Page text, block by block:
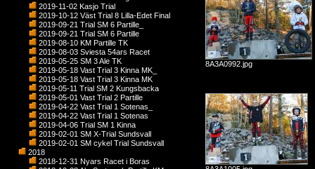
2019-11-02 Kasjo Trial
2019-10-12 Väst Trial 8 Lilla-Edet Final
2019-09-21 Trial SM 6 Partille_
2019-09-21 Trial SM 6 Partille
2019-08-10 KM Partille TK
2019-08-03 Sviesta 54ars Racet
2019-05-25 SM 3 Ale TK
2019-05-18 Vast Trial 3 Kinna MK_
2019-05-18 Vast Trial 3 Kinna MK
2019-05-11 Trial SM 2 Kungsbacka
2019-05-01 Vast Trial 2 Partille
2019-04-22 Vast Trial 1 Sotenas_
2019-04-22 Vast Trial 1 Sotenas
2019-04-06 Trial SM 1 Kinna
2019-02-01 SM X-Trial Sundsvall
2019-02-01 SM cykel Trial Sundsvall
2018
2018-12-31 Nyars Racet i Boras
8A3A0992.jpg